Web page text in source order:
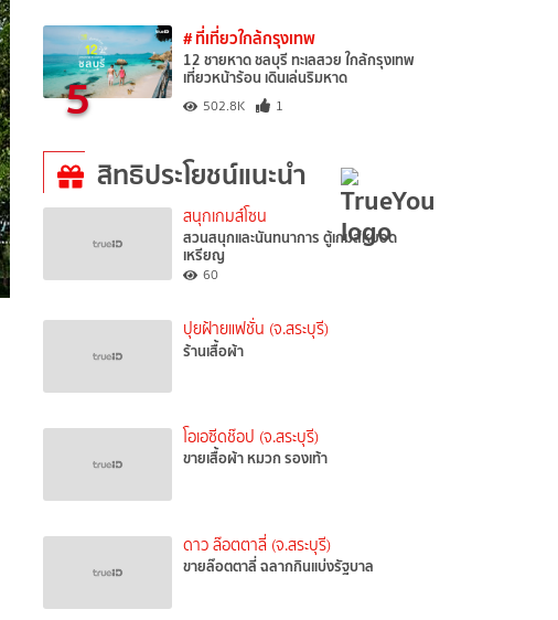
5
# ที่เที่ยวใกล้กรุงเทพ
12 ชายหาด ชลบุรี ทะเลสวย ใกล้กรุงเทพ
เที่ยวหน้าร้อน เดินเล่นริมหาด
502.8K 1
สิทธิประโยชน์แนะนำ
สนุกเกมส์โซน
สวนสนุกและนันทนาการ ตู้เกมส์หยอด
เหรียญ
60
ปุยฝ้ายแฟชั่น (จ.สระบุรี)
ร้านเสื้อผ้า
โอเอซีดช๊อป (จ.สระบุรี)
ขายเสื้อผ้า หมวก รองเท้า
ดาว ล๊อตตาลี่ (จ.สระบุรี)
ขายล๊อตตาลี่ ฉลากกินแบ่งรัฐบาล